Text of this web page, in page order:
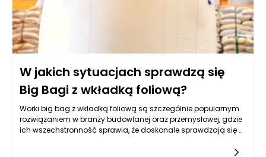
W jakich sytuacjach sprawdzą się
Big Bagi z wkładką foliową?
Worki big bag z wkładką foliową są szczególnie popularnym
rozwiązaniem w branży budowlanej oraz przemysłowej, gdzie
ich wszechstronność sprawia, że doskonale sprawdzają się w